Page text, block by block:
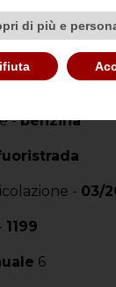
-benzina
- 03/
1199
6
di più e